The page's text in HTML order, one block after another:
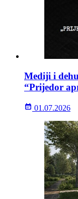
Mediji i
“Prijedor
01.07.2026